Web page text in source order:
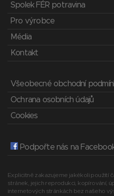
Spolek FÉR potravina
Pro výrobce
Média
Kontakt
Všeobecné obchodní
Ochrana osobních údajů
Cookies
Podpořte nás na
Explicitně zakazujeme jakékoli použití
stránek, jejich reprodukci, kopírování,
internetových stránkách bez našeho